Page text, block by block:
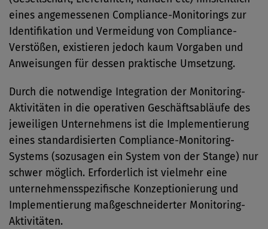
eines angemessenen Compliance-Monitorings zur
Identifikation und Vermeidung von Compliance-
Verstößen, existieren jedoch kaum Vorgaben und
Anweisungen für dessen praktische Umsetzung.
Durch die notwendige Integration der Monitoring-
Aktivitäten in die operativen Geschäftsabläufe des
jeweiligen Unternehmens ist die Implementierung
eines standardisierten Compliance-Monitoring-
Systems (sozusagen ein System von der Stange) nur
schwer möglich. Erforderlich ist vielmehr eine
unternehmensspezifische Konzeptionierung und
Implementierung maßgeschneiderter Monitoring-
Aktivitäten.